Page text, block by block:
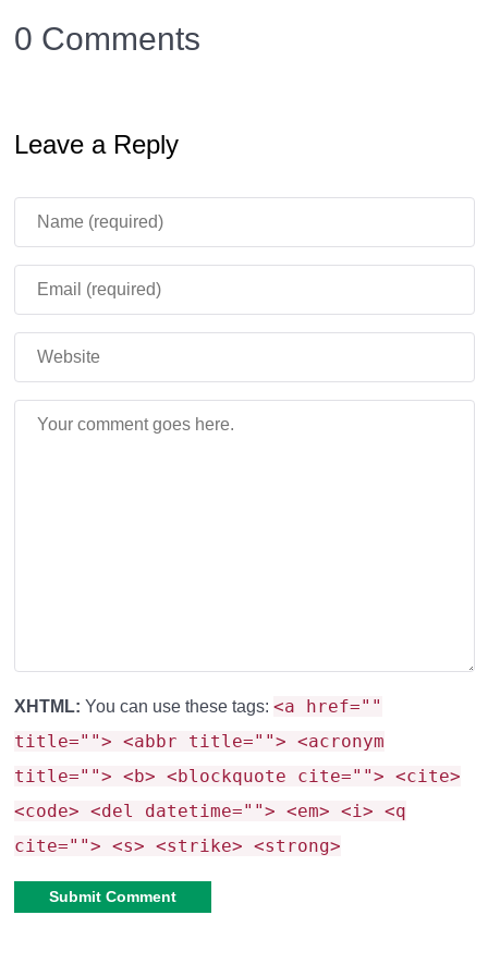
В настройках мира активируйте пакет поведений и
легендарные дуэли из саги! Пусть Сила будет с вами
0 Comments
Leave a Reply
XHTML: You can use these tags: <a href=""
title=""> <abbr title=""> <acronym
title=""> <b> <blockquote cite=""> <cite>
<code> <del datetime=""> <em> <i> <q
cite=""> <s> <strike> <strong>